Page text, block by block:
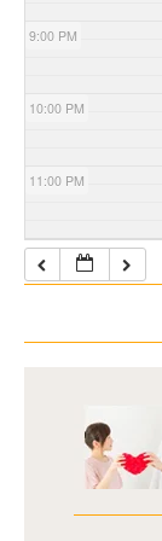
9:00 PM
10:00 PM
11:00 PM